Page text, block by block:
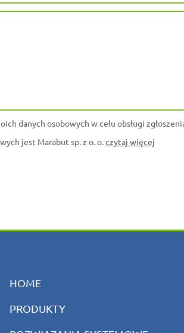
danych osobowych w celu obsługi
jest Marabut sp. z o. o.czytaj więcej
HOME
PRODUKTY